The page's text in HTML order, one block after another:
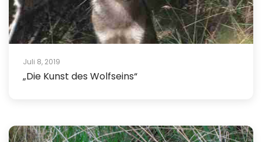
Juli 8, 2019
„Die Kunst des Wolfseins“